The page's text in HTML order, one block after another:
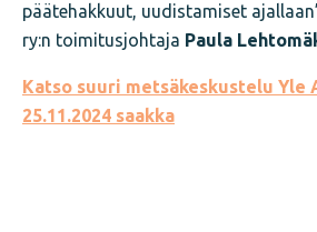
päätehakkuut, uudistamiset
ry:n toimitusjohtaja Paula
Katso suuri metsäkeskustelu Yle
25.11.2024 saakka